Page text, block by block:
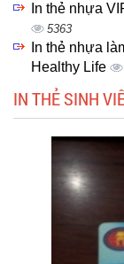
In thẻ nhựa
5363
In thẻ nhựa
Healthy Life
IN THẺ SINH